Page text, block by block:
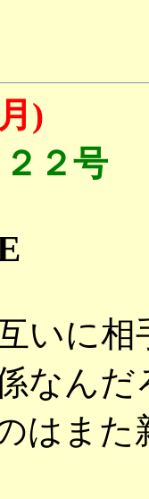
)
２号
いに
なんだ
はまた